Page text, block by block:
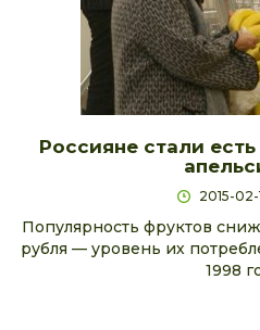
Россияне стали
2015-02-
Популярность фруктов
рубля — уровень их
1998